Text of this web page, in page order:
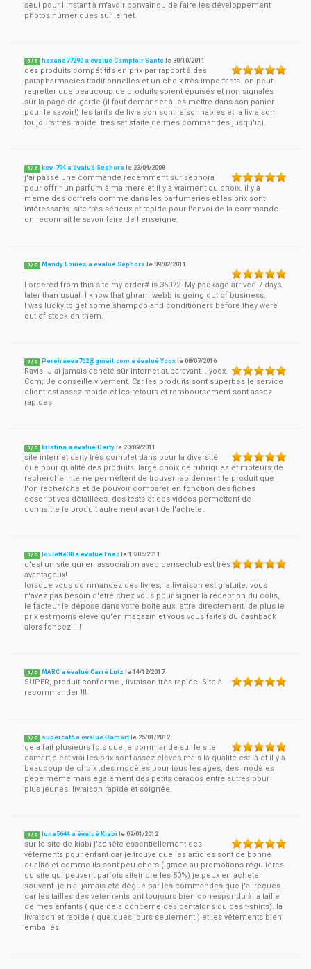
seul pour l'instant à m'avoir convaincu de faire les développement
photos numériques sur le net.
5 / 5 hexane77290 a évalué Comptoir Santé le30/10/2011
des produits compétitifs en prix par rapport à des
parapharmacies traditionnelles et un choix très importants. on peut
regretter que beaucoup de produits soient épuisés et non signalés
sur la page de garde (il faut demander à les mettre dans son panier
pour le savoir!) les tarifs de livraison sont raisonnables et la livraison
toujours très rapide. très satisfaite de mes commandes jusqu'ici.
5 / 5 kev-794 a évalué Sephora le 23/04/2008
j'ai passé une commande recemment sur sephora
pour offrir un parfum à ma mere et il y a vraiment du choix. il y a
meme des coffrets comme dans les parfumeries et les prix sont
intéressants. site très sérieux et rapide pour l'envoi de la commande.
on reconnait le savoir faire de l'enseigne.
5 / 5 Mandy Louies a évalué Sephora le09/02/2011
I ordered from this site my order# is 36072. My package arrived 7 days
later than usual. I know that ghram webb is going out of business.
I was lucky to get some shampoo and conditioners before they were
out of stock on them.
5 / 5 Pereiraeva762@gmail.com a évalué Yoox le08/07/2016
Ravis. J'ai jamais acheté sûr internet auparavant. ..yoox.
Com; Je conseille vivement. Car les produits sont superbes le service
client est assez rapide et les retours et remboursement sont assez
rapides
5 / 5 kristina a évalué Darty le 20/09/2011
site internet darty très complet dans pour la diversité
que pour qualité des produits. large choix de rubriques et moteurs de
recherche interne permettent de trouver rapidement le produit que
l'on recherche et de pouvoir comparer en fonction des fiches
descriptives détaillées. des tests et des vidéos permettent de
connaitre le produit autrement avant de l'acheter.
5 / 5 loulette30 a évalué Fnac le13/05/2011
c'est un site qui en association avec ceriseclub est très
avantageux!
lorsque vous commandez des livres, la livraison est gratuite, vous
n'avez pas besoin d'être chez vous pour signer la réception du colis,
le facteur le dépose dans votre boite aux lettre directement. de plus le
prix est moins élevé qu'en magazin et vous vous faites du cashback
alors foncez!!!!!
5 / 5 MARC a évalué Carré Lutz le14/12/2017
SUPER, produit conforme , livraison très rapide. Site à
recommander !!!
5 / 5 supercat6 a évalué Damart le 25/01/2012
cela fait plusieurs fois que je commande sur le site
damart,c'est vrai les prix sont assez élevés mais la qualité est là et il y a
beaucoup de choix ,des modèles pour tous les ages, des modèles
pépé mémé mais également des petits caracos entre autres pour
plus jeunes. livraison rapide et soignée.
5 / 5 lune5644 a évalué Kiabi le09/01/2012
sur le site de kiabi j'achète essentiellement des
vêtements pour enfant car je trouve que les articles sont de bonne
qualité et comme ils sont peu chers ( grace au promotions régulières
du site qui peuvent parfois atteindre les 50%) je peux en acheter
souvent. je n'ai jamais été déçue par les commandes que j'ai reçues
car les tailles des vetements ont toujours bien correspondu à la taille
de mes enfants ( que cela concerne des pantalons ou des t-shirts). la
livraison et rapide ( quelques jours seulement ) et les vêtements bien
emballés.